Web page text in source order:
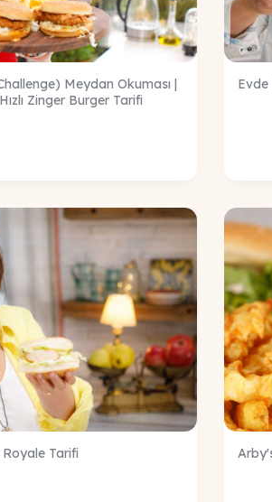
Meydan Okuması |
Zinger Burger Tarifi
Tarifi